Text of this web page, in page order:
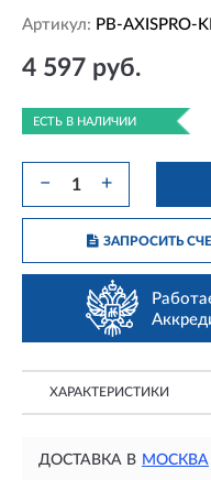
Артикул: PB-AXISPRO-
4 597 руб.
ЕСТЬ В НАЛИЧИИ
− +
ЗАПРОСИТЬ
ХАРАКТЕРИСТИКИ
ДОСТАВКА В МОСКВА